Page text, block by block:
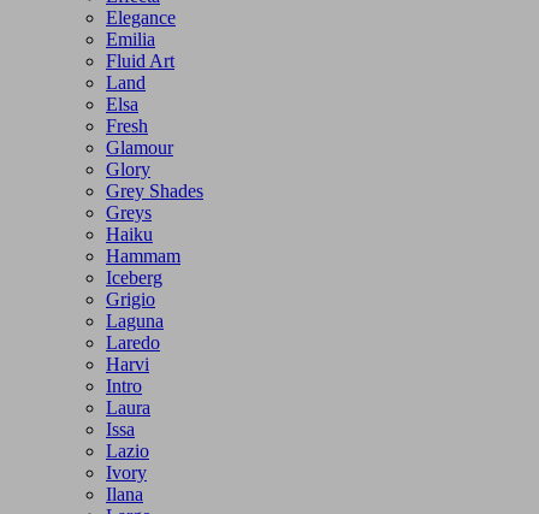
Elegance
Emilia
Fluid Art
Land
Elsa
Fresh
Glamour
Glory
Grey Shades
Greys
Haiku
Hammam
Iceberg
Grigio
Laguna
Laredo
Harvi
Intro
Laura
Issa
Lazio
Ivory
Ilana